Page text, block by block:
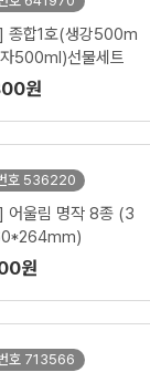
종합1호(생강500m
500ml)선물세트
원
호 536220
어울림 명작 8종 (3
원
호 713566